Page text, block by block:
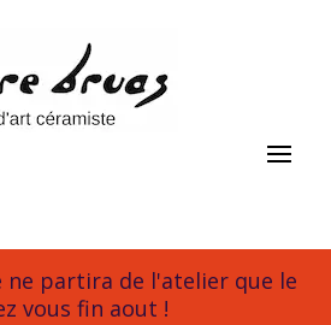
ne partira de l'atelier que le
vous fin aout !